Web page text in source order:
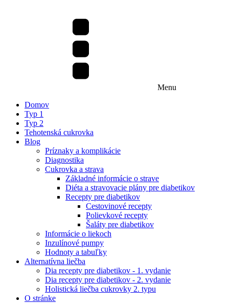
Menu
Domov
Typ 1
Typ 2
Tehotenská cukrovka
Blog
Príznaky a komplikácie
Diagnostika
Cukrovka a strava
Základné informácie o strave
Diéta a stravovacie plány pre diabetikov
Recepty pre diabetikov
Cestovinové recepty
Polievkové recepty
Šaláty pre diabetikov
Informácie o liekoch
Inzulínové pumpy
Hodnoty a tabuľky
Alternatívna liečba
Dia recepty pre diabetikov - 1. vydanie
Dia recepty pre diabetikov - 2. vydanie
Holistická liečba cukrovky 2. typu
O stránke